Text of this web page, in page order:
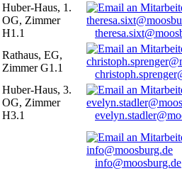
Huber-Haus, 1.
OG, Zimmer
H1.1
Rathaus, EG,
Zimmer G1.1
Huber-Haus, 3.
OG, Zimmer
H3.1
info@moosburg.de